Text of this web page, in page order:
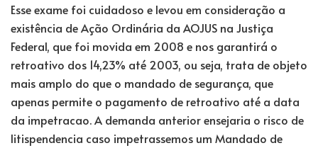
Esse exame foi cuidadoso e levou em consideração a
existência de Ação Ordinária da AOJUS na Justiça
Federal, que foi movida em 2008 e nos garantirá o
retroativo dos 14,23% até 2003, ou seja, trata de objeto
mais amplo do que o mandado de segurança, que
apenas permite o pagamento de retroativo até a data
da impetracao. A demanda anterior ensejaria o risco de
litispendencia caso impetrassemos um Mandado de